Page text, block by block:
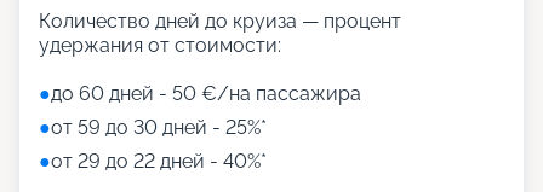
Количество дней до круиза — процент
удержания от стоимости:
●до 60 дней - 50 €/на пассажира
●от 59 до 30 дней - 25%*
●от 29 до 22 дней - 40%*